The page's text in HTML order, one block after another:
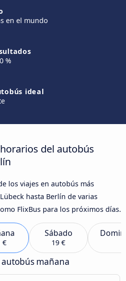
en el mundo
%
ideal
del autobús
los viajes en autobús más
hasta Berlín de varias
FlixBus para los próximos días.
€
Sábado
19 €
autobús mañana